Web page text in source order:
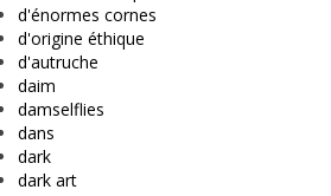
d'énormes cornes
d'origine éthique
d'autruche
daim
damselflies
dans
dark
dark art